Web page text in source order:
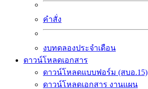
คำสั่ง
งบทดลองประจำเดือน
ดาวน์โหลดเอกสาร
ดาวน์โหลดแบบฟอร์ม (สบอ.15)
ดาวน์โหลดเอกสาร งานแผน